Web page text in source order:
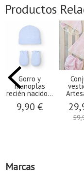
Marcas
Productos
Gorro y
manoplas
recién nacido...
9,90 €